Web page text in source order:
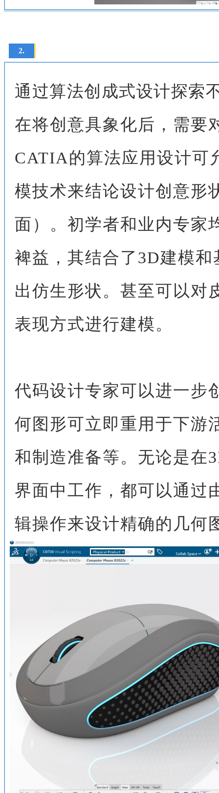
2.
通过算法创成式设计探索
在将创意具象化后，需要
CATIA的算法应用设计可
模技术来结论设计创意形
面）。初学者和业内专家
裨益，其结合了3D建模
出仿生形状。甚至可以对
表现方式进行建模。
代码设计专家可以进一步
何图形可立即重用于下游
和制造准备等。无论是在
界面中工作，都可以通过
辑操作来设计精确的几何